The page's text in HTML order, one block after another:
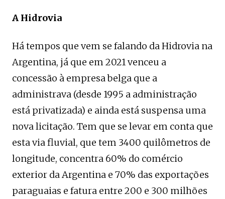
A Hidrovia
Há tempos que vem se falando da Hidrovia na
Argentina, já que em 2021 venceu a
concessão à empresa belga que a
administrava (desde 1995 a administração
está privatizada) e ainda está suspensa uma
nova licitação. Tem que se levar em conta que
esta via fluvial, que tem 3400 quilômetros de
longitude, concentra 60% do comércio
exterior da Argentina e 70% das exportações
paraguaias e fatura entre 200 e 300 milhões